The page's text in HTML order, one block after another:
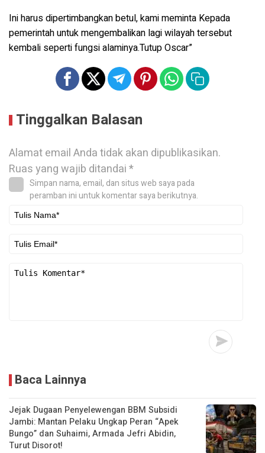
Ini harus dipertimbangkan betul, kami meminta Kepada
pemerintah untuk mengembalikan lagi wilayah tersebut
kembali seperti fungsi alaminya.Tutup Oscar”
Tinggalkan Balasan
Alamat email Anda tidak akan dipublikasikan.
Ruas yang wajib ditandai*
Simpan nama, email, dan situs web saya pada
peramban ini untuk komentar saya berikutnya.
Baca Lainnya
Jejak Dugaan Penyelewengan BBM Subsidi
Jambi: Mantan Pelaku Ungkap Peran “Apek
Bungo” dan Suhaimi, Armada Jefri Abidin,
Turut Disorot!